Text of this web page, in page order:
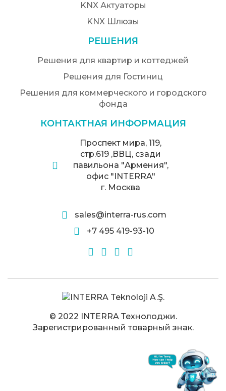
KNX Актуаторы
KNX Шлюзы
РЕШЕНИЯ
Решения для квартир и коттеджей
Решения для Гостиниц
Решения для коммерческого и городского
фонда
КОНТАКТНАЯ ИНФОРМАЦИЯ
Проспект мира, 119,
стр.619 ,ВВЦ, сзади
павильона "Армения",
офис "INTERRA"
г. Москва
sales@interra-rus.com
+7 495 419-93-10
© 2022 INTERRA Технолоджи.
Зарегистрированный товарный знак.